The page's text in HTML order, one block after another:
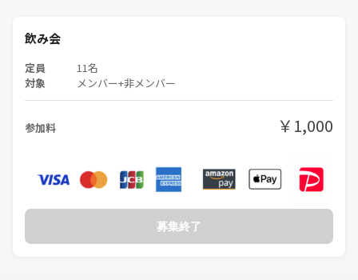
飲み会
定員 11名
対象 メンバー+非メンバー
参加料 ￥1,000
募集終了